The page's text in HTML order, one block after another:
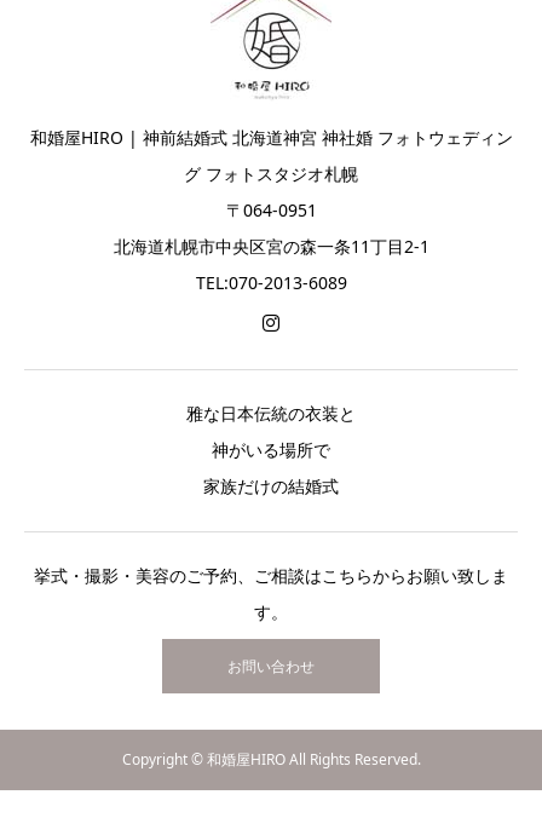
和婚屋HIRO | 神前結婚式 北海道神宮 神社婚 フォトウェディン
グ フォトスタジオ札幌
〒064-0951
北海道札幌市中央区宮の森一条11丁目2-1
TEL:070-2013-6089
雅な日本伝統の衣装と
神がいる場所で
家族だけの結婚式
挙式・撮影・美容のご予約、ご相談はこちらからお願い致しま
す。
お問い合わせ
Copyright © 和婚屋HIRO All Rights Reserved.